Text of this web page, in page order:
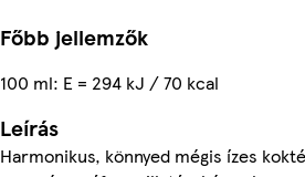
Főbb jellemzők
100 ml: E = 294 kJ / 70 kcal
Leírás
Harmonikus, könnyed mégis ízes